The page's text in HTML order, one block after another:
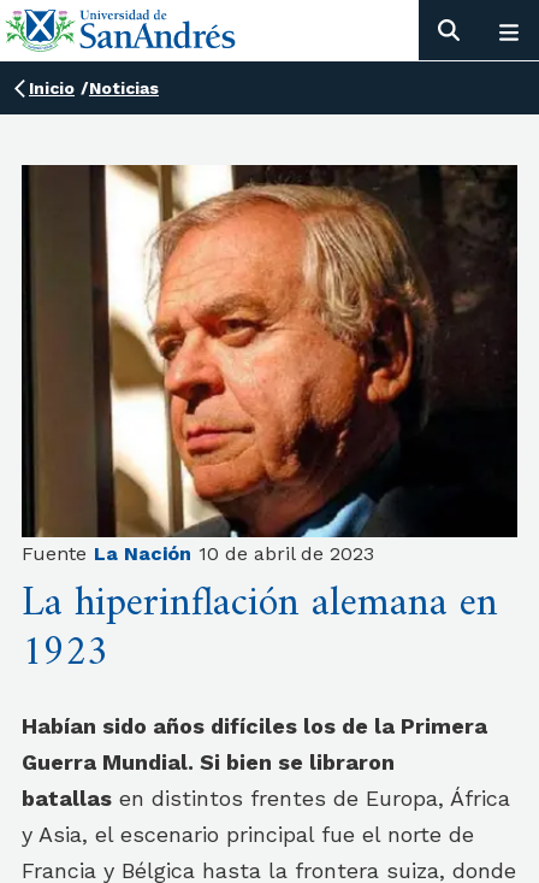
Inicio /Noticias
Fuente La Nación 10 de abril de 2023
La hiperinflación alemana en
1923
Habían sido años difíciles los de la Primera
Guerra Mundial. Si bien se libraron
batallas en distintos frentes de Europa, África
y Asia, el escenario principal fue el norte de
Francia y Bélgica hasta la frontera suiza, donde